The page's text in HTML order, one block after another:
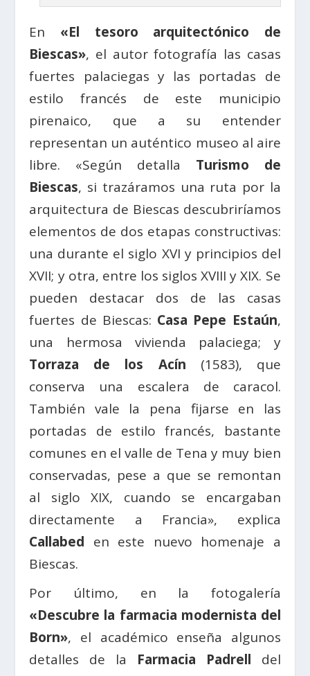
En «El tesoro arquitectónico de
Biescas», el autor fotografía las casas
fuertes palaciegas y las portadas de
estilo francés de este municipio
pirenaico, que a su entender
representan un auténtico museo al aire
libre. «Según detalla Turismo de
Biescas, si trazáramos una ruta por la
arquitectura de Biescas descubriríamos
elementos de dos etapas constructivas:
una durante el siglo XVI y principios del
XVII; y otra, entre los siglos XVIII y XIX. Se
pueden destacar dos de las casas
fuertes de Biescas: Casa Pepe Estaún,
una hermosa vivienda palaciega; y
Torraza de los Acín (1583), que
conserva una escalera de caracol.
También vale la pena fijarse en las
portadas de estilo francés, bastante
comunes en el valle de Tena y muy bien
conservadas, pese a que se remontan
al siglo XIX, cuando se encargaban
directamente a Francia», explica
Callabed en este nuevo homenaje a
Biescas.
Por último, en la fotogalería
«Descubre la farmacia modernista del
Born», el académico enseña algunos
detalles de la Farmacia Padrell del